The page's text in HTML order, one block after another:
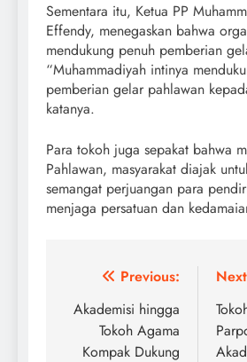
Sementara itu, Ketua PP
Effendy, menegaskan bahwa
mendukung penuh pemberian
“Muhammadiyah intinya
pemberian gelar pahlawan
katanya.
Para tokoh juga sepakat bahwa
Pahlawan, masyarakat diajak
semangat perjuangan para
menjaga persatuan dan
Post
navigation
Previous:
Akademisi hingga
Tokoh Agama
Kompak Dukung